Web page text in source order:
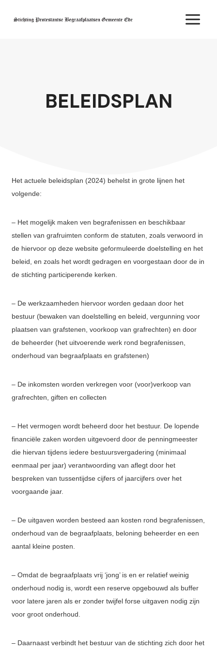
naar
BELEIDSPLAN
Het actuele beleidsplan (2024) behelst in grote lijnen het
volgende:
– Het mogelijk maken ven begrafenissen en beschikbaar
stellen van grafruimten conform de statuten, zoals verwoord in
de hiervoor op deze website geformuleerde doelstelling en het
beleid, en zoals het wordt gedragen en voorgestaan door de in
de stichting participerende kerken.
– De werkzaamheden hiervoor worden gedaan door het
bestuur (bewaken van doelstelling en beleid, vergunning voor
plaatsen van grafstenen, voorkoop van grafrechten) en door
de beheerder (het uitvoerende werk rond begrafenissen,
onderhoud van begraafplaats en grafstenen)
– De inkomsten worden verkregen voor (voor)verkoop van
grafrechten, giften en collecten
– Het vermogen wordt beheerd door het bestuur. De lopende
financiële zaken worden uitgevoerd door de penningmeester
die hiervan tijdens iedere bestuursvergadering (minimaal
eenmaal per jaar) verantwoording van aflegt door het
bespreken van tussentijdse cijfers of jaarcijfers over het
voorgaande jaar.
– De uitgaven worden besteed aan kosten rond begrafenissen,
onderhoud van de begraafplaats, beloning beheerder en een
aantal kleine posten.
– Omdat de begraafplaats vrij ‘jong’ is en er relatief weinig
onderhoud nodig is, wordt een reserve opgebouwd als buffer
voor latere jaren als er zonder twijfel forse uitgaven nodig zijn
voor groot onderhoud.
– Daarnaast verbindt het bestuur van de stichting zich door het